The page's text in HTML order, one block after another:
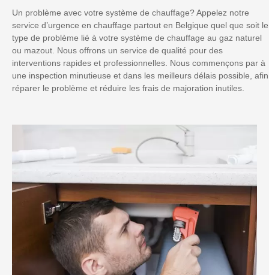
Un problème avec votre système de chauffage? Appelez notre
service d’urgence en chauffage partout en Belgique quel que soit le
type de problème lié à votre système de chauffage au gaz naturel
ou mazout. Nous offrons un service de qualité pour des
interventions rapides et professionnelles. Nous commençons par à
une inspection minutieuse et dans les meilleurs délais possible, afin
réparer le problème et réduire les frais de majoration inutiles.